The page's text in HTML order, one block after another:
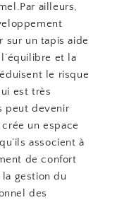
ailleurs,
sur un tapis aide
et la
le risque
est très
peut devenir
un espace
associent à
de confort
gestion du
des